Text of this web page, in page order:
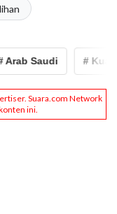
Saudi #